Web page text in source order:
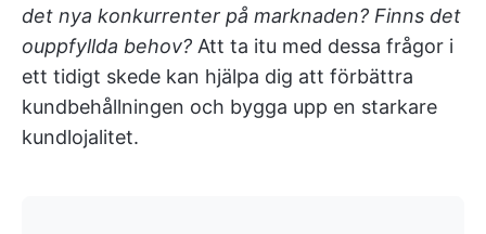
det nya konkurrenter på marknaden? Finns det
ouppfyllda behov? Att ta itu med dessa frågor i
ett tidigt skede kan hjälpa dig att förbättra
kundbehållningen och bygga upp en starkare
kundlojalitet.